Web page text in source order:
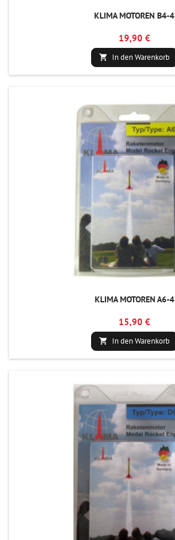
KLIMA MOTOREN B4-4
19,90 €
 In den Warenkorb
KLIMA MOTOREN A6-4
15,90 €
 In den Warenkorb